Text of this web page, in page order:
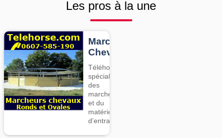
Les pros à la une
Marcheurs
Chevaux
Téléhorse,
spécialiste
des
marcheurs
et du
matériel
d’entrainement